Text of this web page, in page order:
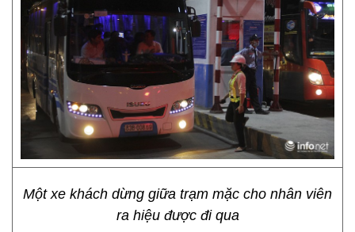
Một xe khách dừng giữa trạm mặc cho nhân viên
ra hiệu được đi qua